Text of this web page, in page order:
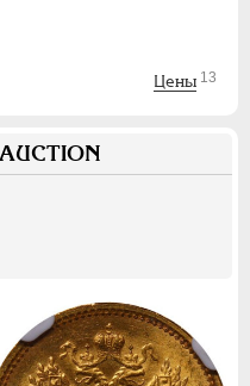
Цены 13